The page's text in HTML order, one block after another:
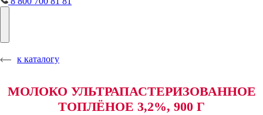
к каталогу
МОЛОКО УЛЬТРАПАСТЕРИЗОВАННОЕ
ТОПЛЁНОЕ 3,2%, 900 Г